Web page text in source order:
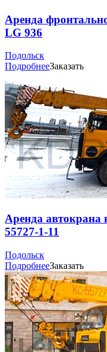
Аренда
LG 936
Подольск
ПодробнееЗаказать
Аренда
55727-1-11
Подольск
ПодробнееЗаказать